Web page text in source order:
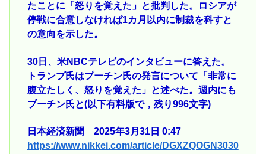
たことに「怒りを覚えた」と批判した。ロシアが
停戦に合意しなければ1カ月以内に制裁を科すと
の意向を示した。
30日、米NBCテレビのインタビューに答えた。
トランプ氏はプーチン氏の発言について「非常に
腹立たしく、怒りを覚えた」と述べた。週内にも
プーチン氏と(以下有料版で，残り996文字)
日本経済新聞 2025年3月31日 0:47
https://www.nikkei.com/article/DGXZQOGN3030